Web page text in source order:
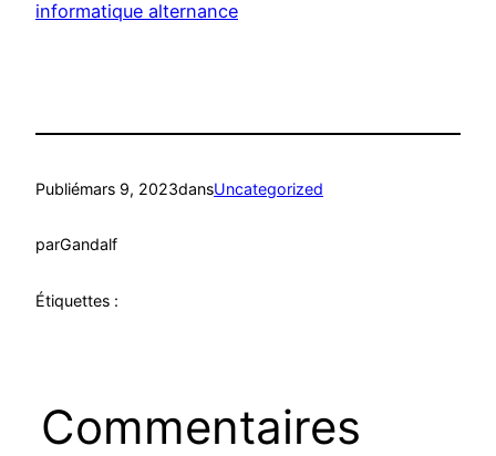
informatique alternance
Publiémars 9, 2023dansUncategorized
parGandalf
Étiquettes :
Commentaires